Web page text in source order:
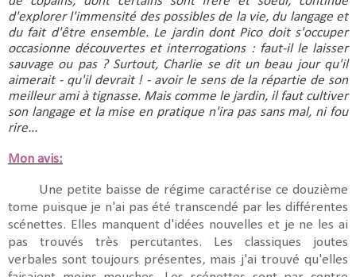
d'explorer l'immensité des possibles de la vie, du langage et
du fait d'être ensemble. Le jardin dont Pico doit s'occuper
occasionne découvertes et interrogations : faut-il le laisser
sauvage ou pas ? Surtout, Charlie se dit un beau jour qu'il
aimerait - qu'il devrait ! - avoir le sens de la répartie de son
meilleur ami à tignasse. Mais comme le jardin, il faut cultiver
son langage et la mise en pratique n'ira pas sans mal, ni fou
rire...
Mon avis:
Une petite baisse de régime caractérise ce douzième
tome puisque je n'ai pas été transcendé par les différentes
scénettes. Elles manquent d'idées nouvelles et je ne les ai
pas trouvés très percutantes. Les classiques joutes
verbales sont toujours présentes, mais j'ai trouvé qu'elles